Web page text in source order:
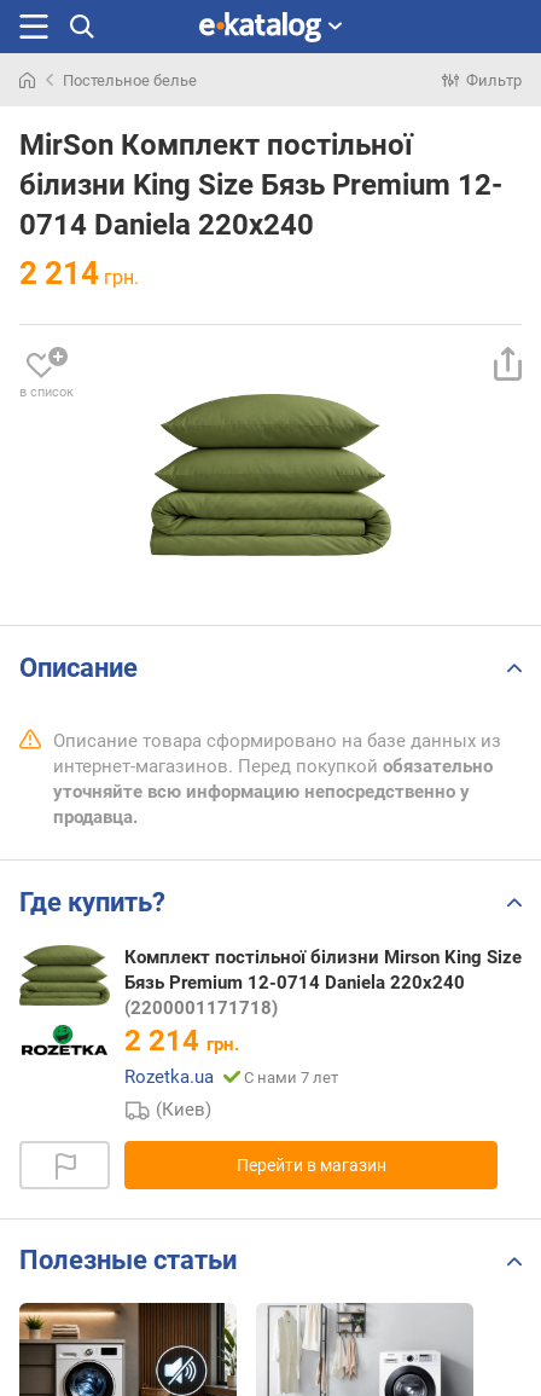
раньше
Постельное белье Фильтр
MirSon Комплект постільної
білизни King Size Бязь Premium 12-
0714 Daniela 220х240
2 214 грн.
в список
Описание
Описание товара сформировано на базе данных из
интернет-магазинов. Перед покупкой обязательно
уточняйте всю информацию непосредственно у
продавца.
Где купить?
Комплект постільної білизни Mirson King Size
Бязь Premium 12-0714 Daniela 220х240
(2200001171718)
2 214 грн.
Rozetka.ua
С нами 7 лет
(Киев)
Перейти в магазин
Полезные статьи